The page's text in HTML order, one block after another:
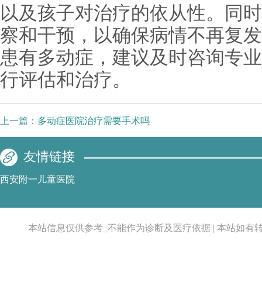
以及孩子对治疗的依从性。同
察和干预，以确保病情不再复
患有多动症，建议及时咨询专
行评估和治疗。
上一篇： 多动症医院治疗需要手术吗
友情链接
西安附一儿童医院
本站信息仅供参考_不能作为诊断及医疗依据 | 本站如